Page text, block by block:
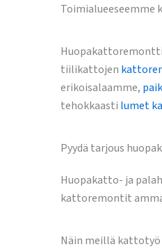
Toimialueeseemme
tiilikattojen
erikoisalaamme,
tehokkaasti lumet
Pyydä tarjous
Huopakatto- ja
kattoremontit
Näin meillä kattotyö